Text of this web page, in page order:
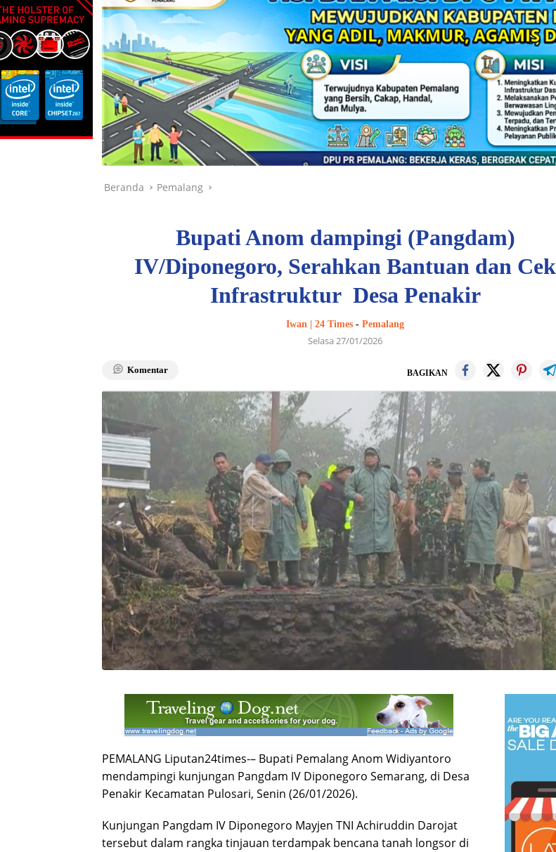
Beranda Pemalang
Bupati Anom dampingi (Pangdam)
IV/Diponegoro, Serahkan Bantuan dan Cek
Infrastruktur Desa Penakir
Iwan | 24 Times -Pemalang
Selasa 27/01/2026
Komentar BAGIKAN
PEMALANG Liputan24times-– Bupati Pemalang Anom Widiyantoro
mendampingi kunjungan Pangdam IV Diponegoro Semarang, di Desa
Penakir Kecamatan Pulosari, Senin (26/01/2026).
Kunjungan Pangdam IV Diponegoro Mayjen TNI Achiruddin Darojat
tersebut dalam rangka tinjauan terdampak bencana tanah longsor di